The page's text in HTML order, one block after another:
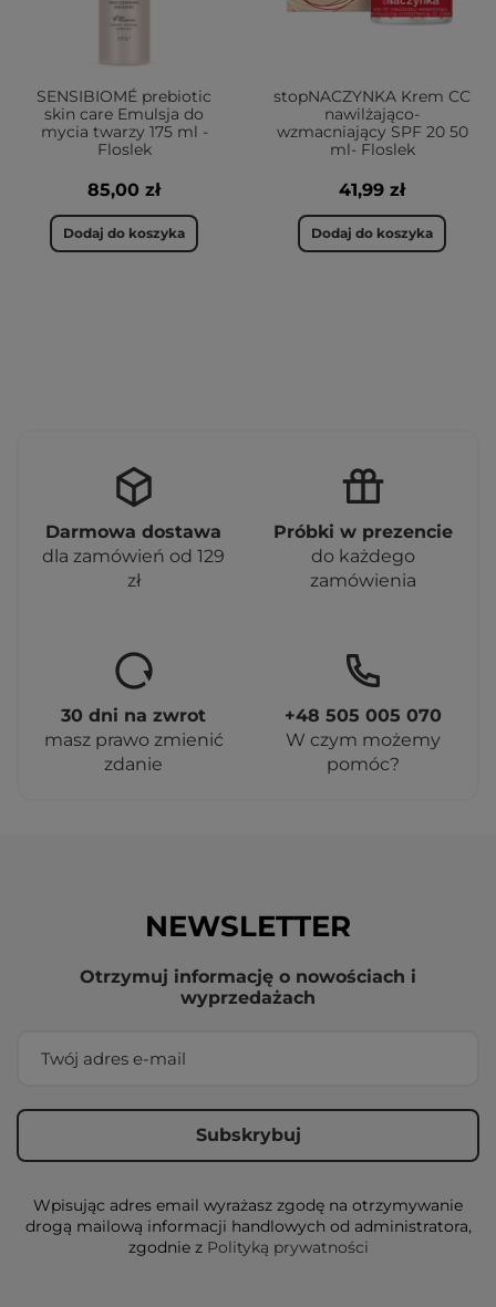
SENSIBIOMÉ prebiotic
skin care Emulsja do
mycia twarzy 175 ml -
Floslek
85,00 zł
Dodaj do koszyka
stopNACZYNKA Krem CC
nawilżająco-
wzmacniający SPF 20 50
ml- Floslek
41,99 zł
Dodaj do koszyka
Darmowa dostawa
dla zamówień od 129
zł
Próbki w prezencie
do każdego
zamówienia
30 dni na zwrot
masz prawo zmienić
zdanie
+48 505 005 070
W czym możemy
pomóc?
NEWSLETTER
Otrzymuj informację o nowościach i
wyprzedażach
Wpisując adres email wyrażasz zgodę na otrzymywanie
drogą mailową informacji handlowych od administratora,
zgodnie z Polityką prywatności